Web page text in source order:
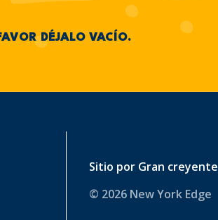
DÉJALO VACÍO.
Sitio por Gran creyente
© 2026 New York Edge